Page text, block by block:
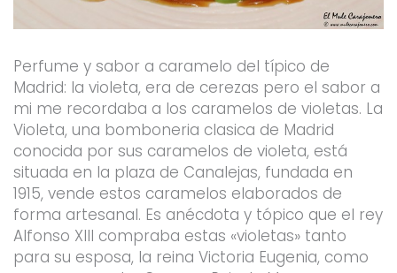
Perfume y sabor a caramelo del típico de
Madrid: la violeta, era de cerezas pero el sabor a
mi me recordaba a los caramelos de violetas. La
Violeta, una bomboneria clasica de Madrid
conocida por sus caramelos de violeta, está
situada en la plaza de Canalejas, fundada en
1915, vende estos caramelos elaborados de
forma artesanal.​ Es anécdota y tópico que el rey
Alfonso XIII compraba estas «violetas» tanto
para su esposa, la reina Victoria Eugenia, como